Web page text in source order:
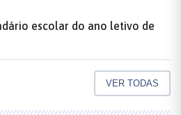
escolar do ano letivo de
VER TODAS